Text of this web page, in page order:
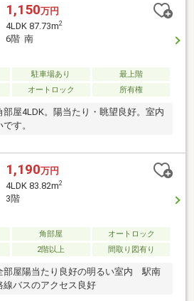
面バルコニー、ＴＶモニタ付インター
住宅地、前面棟無、通風良好、エレベ
クス、駐輪場、周辺交通量少なめ
1,150万円
4LDK 87.73m2
6階 南
駐車場あり
最上階
オートロック 所有権
部屋4LDK。陽当たり・眺望良好。室内
す。
1,190万円
4LDK 83.82m2
3階
角部屋
オートロック
2階以上 間取り図有り
屋陽当たり良好の明るい室内 駅南
線バスのアクセス良好